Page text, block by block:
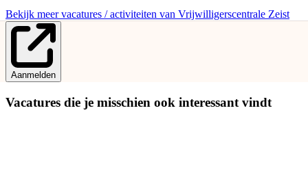
Bekijk meer vacatures / activiteiten van Vrijwilligerscentrale Zeist
Aanmelden
Vacatures die je misschien ook interessant vindt